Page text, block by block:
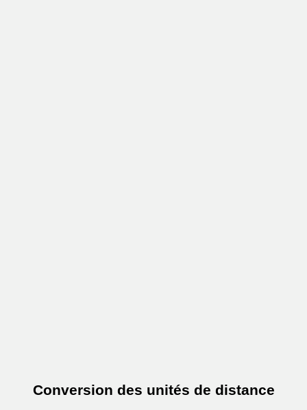
Conversion des unités de distance